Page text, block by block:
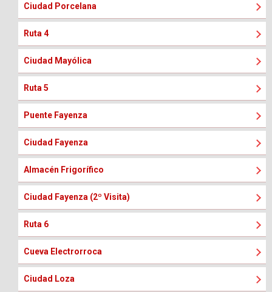
Ciudad Porcelana
Ruta 4
Ciudad Mayólica
Ruta 5
Puente Fayenza
Ciudad Fayenza
Almacén Frigorífico
Ciudad Fayenza (2º Visita)
Ruta 6
Cueva Electrorroca
Ciudad Loza